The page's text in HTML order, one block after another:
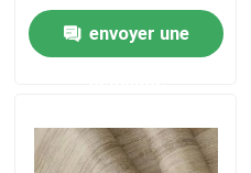
About Us
Factory Tour
à l'eau et un
rétrécissement
envoyer une